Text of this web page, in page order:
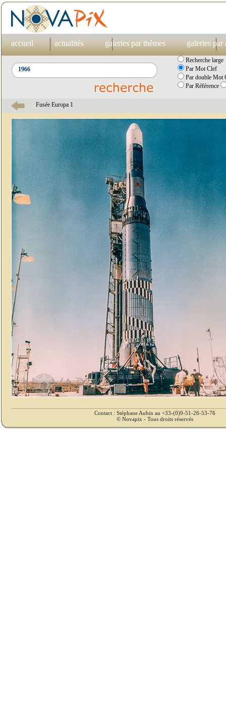
accueil actualités galeries par thèmes galeries par
Recherche large
Par Mot Clef
Par double Mot
Par Référence
Fusée Europa 1
Contact : Stéphane Aubin au +33-(0)9-51-26-53-76
© Novapix - Tous droits réservés